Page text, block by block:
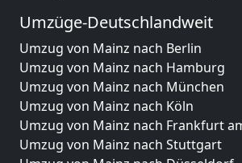
Umzüge-Deutschlandweit
Umzug von Mainz nach Berlin
Umzug von Mainz nach Hamburg
Umzug von Mainz nach München
Umzug von Mainz nach Köln
Umzug von Mainz nach Frankfurt
Umzug von Mainz nach Stuttgart